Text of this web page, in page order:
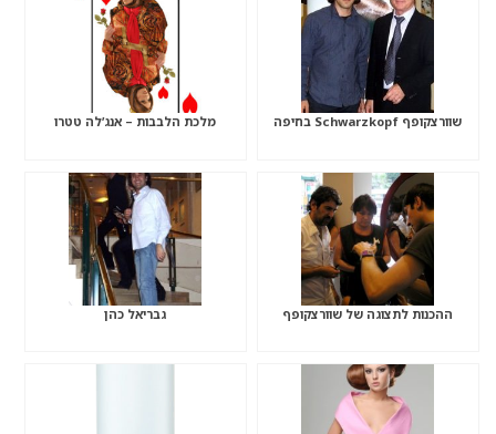
שוורצקופף Schwarzkopf בחיפה מלכת הלבבות – אנג’לה טטרו
ההכנות לתצוגה של שוורצקופף גבריאל כהן